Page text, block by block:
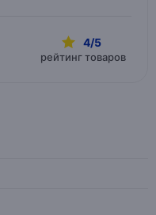
4/5
рейтинг товаров